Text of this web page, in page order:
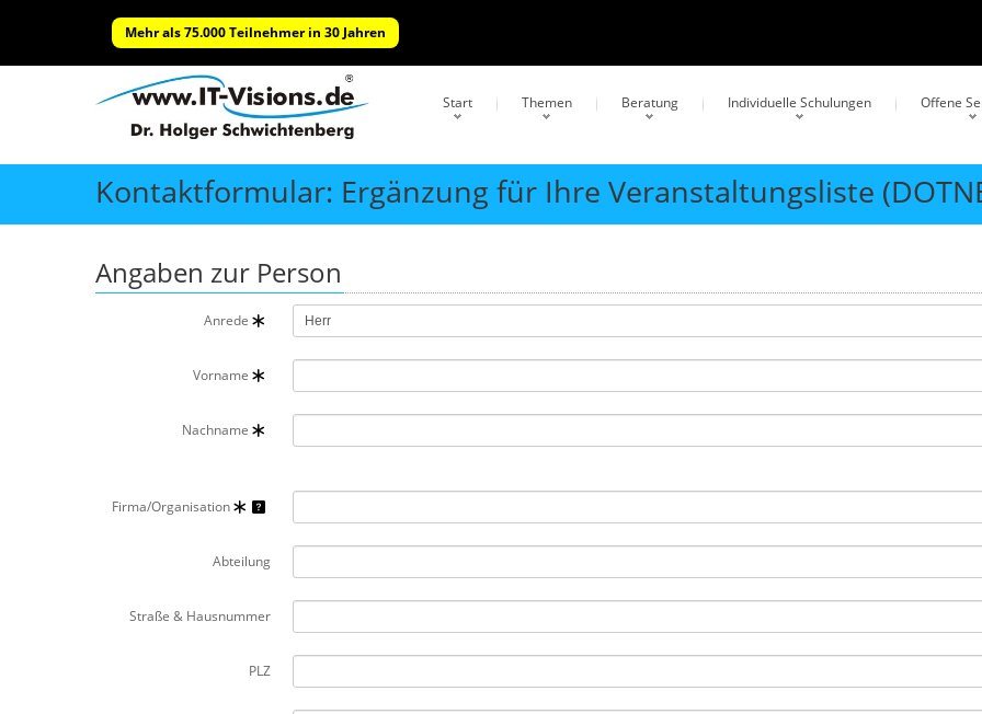
Mehr als 75.000 Teilnehmer in 30 Jahren
Start Themen Beratung Individuelle Schulungen Offene
Kontaktformular: Ergänzung für Ihre Veranstaltungsliste
Angaben zur Person
Anrede
Vorname
Nachname
Firma/Organisation
Abteilung
Straße & Hausnummer
PLZ